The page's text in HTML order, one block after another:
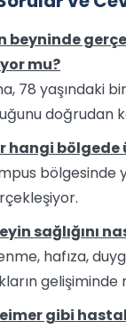
beyninde
mu?
78 yaşındaki
doğrudan
hangi
bölgesinde
sağlığını
hafıza,
gelişiminde
gibi